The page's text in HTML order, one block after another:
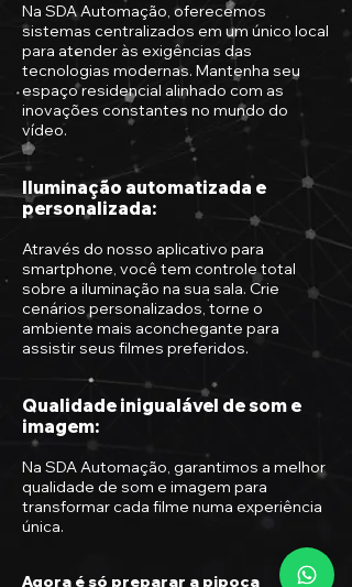
Na SDA Automação, oferecemos
sistemas centralizados em um único local
para atender às exigências das
tecnologias modernas. Mantenha seu
espaço residencial alinhado com as
inovações constantes no mundo do
vídeo.
Iluminação automatizada e
personalizada:
Através do nosso aplicativo para
smartphone, você tem controle total
sobre a iluminação na sua sala. Crie
cenários personalizados, torne o
ambiente mais aconchegante para
assistir seus filmes preferidos.
Qualidade inigualável de som e
imagem:
Na SDA Automação, garantimos a melhor
qualidade de som e imagem para
transformar cada filme numa experiência
única.
Agora é só preparar a pipoca